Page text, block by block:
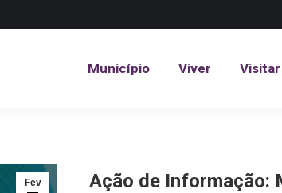
Município Viver Visitar
Fev
Ação de Informação:
Município Viver Visitar